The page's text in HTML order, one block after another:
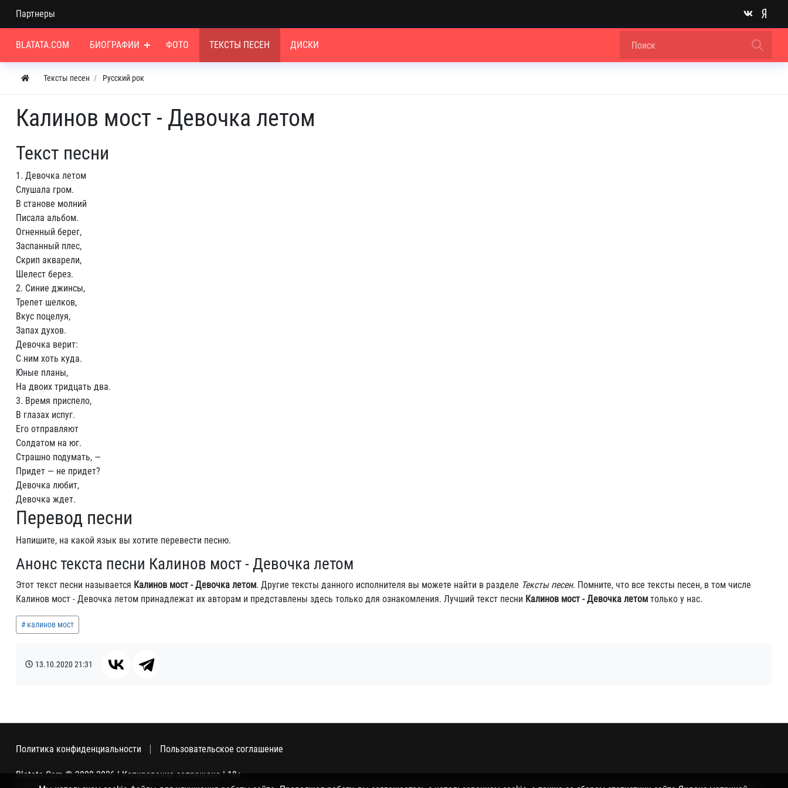
Партнеры
BLATATA.COM БИОГРАФИИ ФОТО ТЕКСТЫ ПЕСЕН ДИСКИ
Тексты песен Русский рок
Калинов мост - Девочка летом
Текст песни
1. Девочка летом
Слушала гром.
В станове молний
Писала альбом.
Огненный берег,
Заспанный плес,
Скрип акварели,
Шелест берез.
2. Синие джинсы,
Трепет шелков,
Вкус поцелуя,
Запах духов.
Девочка верит:
С ним хоть куда.
Юные планы,
На двоих тридцать два.
3. Время приспело,
В глазах испуг.
Его отправляют
Солдатом на юг.
Страшно подумать, —
Придет — не придет?
Девочка любит,
Девочка ждет.
Перевод песни
Напишите, на какой язык вы хотите перевести песню.
Анонс текста песни Калинов мост - Девочка летом
Этот текст песни называется Калинов мост - Девочка летом. Другие тексты данного исполнителя вы можете найти в разделе Тексты песен. Помните, что все тексты песен, в том числе
Калинов мост - Девочка летом принадлежат их авторам и представлены здесь только для ознакомления. Лучший текст песни Калинов мост - Девочка летом только у нас.
калинов мост
13.10.202021:31
Политика конфиденциальности Пользовательское соглашение
Blatata.Com © 2000-2026 | Копирование запрещено | 18+